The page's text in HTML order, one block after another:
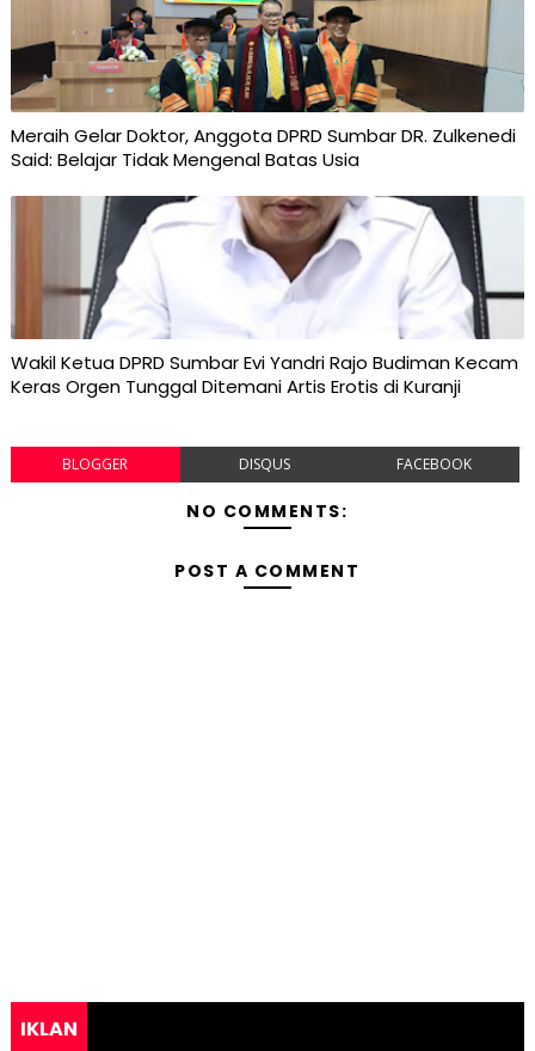
Meraih Gelar Doktor, Anggota DPRD Sumbar DR. Zulkenedi
Said: Belajar Tidak Mengenal Batas Usia
Wakil Ketua DPRD Sumbar Evi Yandri Rajo Budiman Kecam
Keras Orgen Tunggal Ditemani Artis Erotis di Kuranji
BLOGGER DISQUS FACEBOOK
NO COMMENTS:
POST A COMMENT
IKLAN